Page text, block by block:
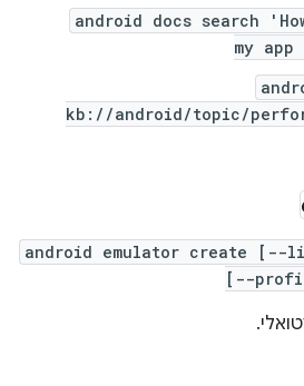
android docs search
my app
kb://android/topic/
android emulator create
[--